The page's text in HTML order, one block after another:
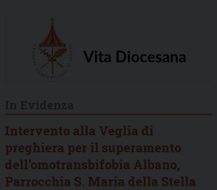
Intervento alla Veglia di
preghiera per il superamento
dell’omotransbifobia Albano,
Parrocchia S. Maria della Stella